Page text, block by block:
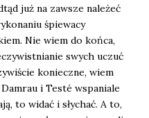
już na zawsze należeć
śpiewacy
Nie wiem do końca,
swych uczuć
konieczne, wiem
i Testé wspaniale
to widać i słychać. A to,